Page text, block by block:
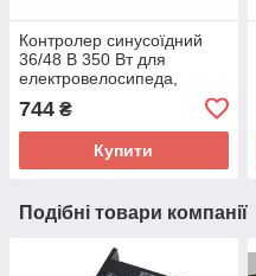
Контролер синусоїдний
36/48 В 350 Вт для
електровелосипеда,
електротрициклу
744 ₴
Купити
Подібні товари компанії